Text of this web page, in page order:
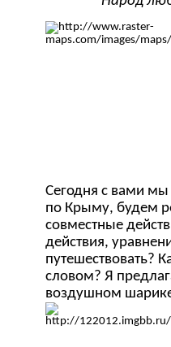
Сегодня с вами мы
по Крыму, будем
совместные
действия,
путешествовать?
словом? Я
воздушном